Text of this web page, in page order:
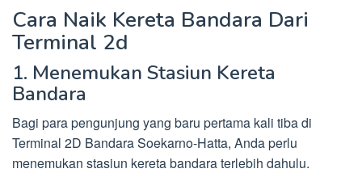
Cara Naik Kereta Bandara Dari
Terminal 2d
1. Menemukan Stasiun Kereta
Bandara
Bagi para pengunjung yang baru pertama kali tiba di
Terminal 2D Bandara Soekarno-Hatta, Anda perlu
menemukan stasiun kereta bandara terlebih dahulu.